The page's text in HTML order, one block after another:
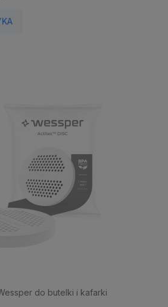
do butelki i kafarki